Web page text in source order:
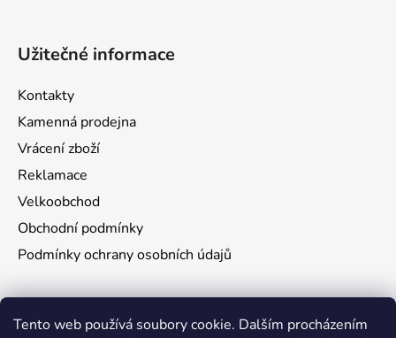
Tento web používá soubory cookie. Dalším procházením
Užitečné informace
Kontakty
Kamenná prodejna
Vrácení zboží
Reklamace
Velkoobchod
Obchodní podmínky
Podmínky ochrany osobních údajů
Aktuality